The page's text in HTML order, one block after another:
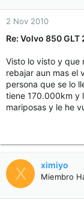
2 Nov 2010
Re: Volvo 850 GLT
Visto lo visto y que
rebajar aun mas el
persona que se lo
tiene 170.000km y
mariposas y le he
X ximiyo
Miembro